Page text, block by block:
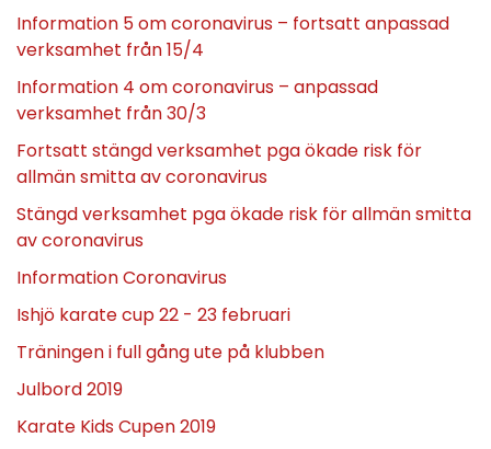
Information 5 om coronavirus – fortsatt anpassad
verksamhet från 15/4
Information 4 om coronavirus – anpassad
verksamhet från 30/3
Fortsatt stängd verksamhet pga ökade risk för
allmän smitta av coronavirus
Stängd verksamhet pga ökade risk för allmän smitta
av coronavirus
Information Coronavirus
Ishjö karate cup 22 - 23 februari
Träningen i full gång ute på klubben
Julbord 2019
Karate Kids Cupen 2019